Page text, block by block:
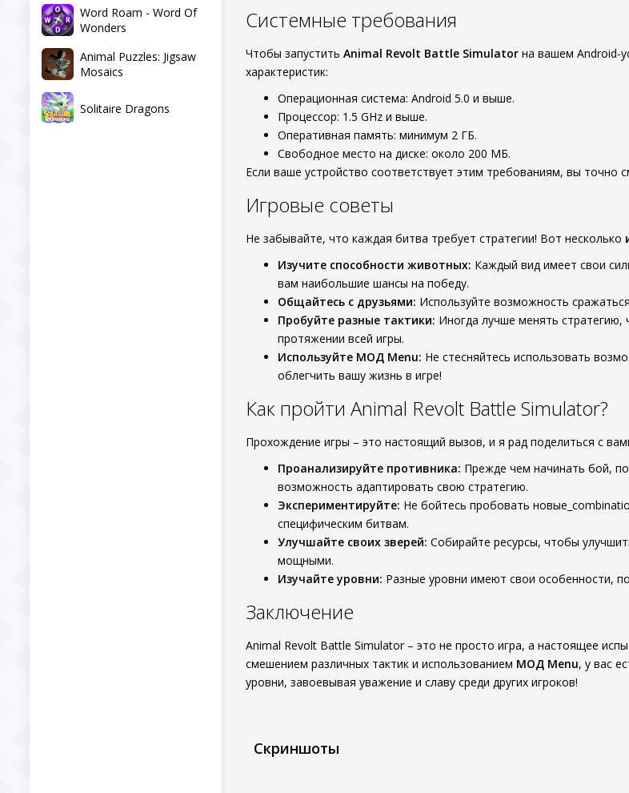
Word Roam - Word Of
Wonders
Animal Puzzles: Jigsaw
Mosaics
Solitaire Dragons
Системные требования
Чтобы запустить Animal Revolt Battle Simulator на вашем Android-
характеристик:
Операционная система: Android 5.0 и выше.
Процессор: 1.5 GHz и выше.
Оперативная память: минимум 2 ГБ.
Свободное место на диске: около 200 МБ.
Если ваше устройство соответствует этим требованиям, вы точно
Игровые советы
Не забывайте, что каждая битва требует стратегии! Вот несколько
Изучите способности животных: Каждый вид имеет свои
вам наибольшие шансы на победу.
Общайтесь с друзьями: Используйте возможность
Пробуйте разные тактики: Иногда лучше менять
протяжении всей игры.
Используйте МОД Menu: Не стесняйтесь использовать
облегчить вашу жизнь в игре!
Как пройти Animal Revolt Battle Simulator?
Прохождение игры – это настоящий вызов, и я рад поделиться с
Проанализируйте противника: Прежде чем начинать бой,
возможность адаптировать свою стратегию.
Экспериментируйте: Не бойтесь пробовать
специфическим битвам.
Улучшайте своих зверей: Собирайте ресурсы, чтобы
мощными.
Изучайте уровни: Разные уровни имеют свои особенности,
Заключение
Animal Revolt Battle Simulator – это не просто игра, а настоящее
смешением различных тактик и использованием МОД Menu, у вас
уровни, завоевывая уважение и славу среди других игроков!
Скриншоты